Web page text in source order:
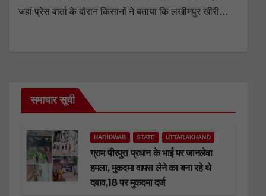
जहां प्रेस वार्ता के दौरान किसानों ने बताया कि लखीमपुर खीरी…
समाचार सूची
HARIDWAR STATE UTTARAKHAND
ग्राम पीरपुरा प्रधान के भाई पर जानलेवा
हमला, मुकदमा वापस लेने का बना रहे थे
दबाव,18 पर मुकदमा दर्ज